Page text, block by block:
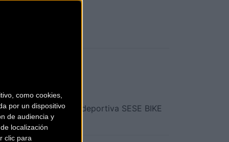
como cookies,
por un dispositivo
de audiencia y
localización
clic para
y el cáncer.
de la Marcha Ciclodeportiva SESE BIKE